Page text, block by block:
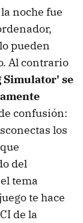
noche fue
pueden
Al contrario
Simulator' se
confusión:
los
del
tema
te hace
de la